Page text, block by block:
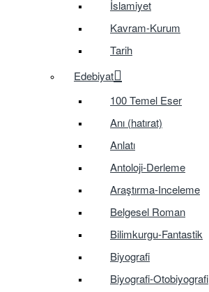
İslamiyet
Kavram-Kurum
Tarih
Edebiyat
100 Temel Eser
Anı (hatırat)
Anlatı
Antoloji-Derleme
Araştırma-Inceleme
Belgesel Roman
Bilimkurgu-Fantastik
Biyografi
Biyografi-Otobiyografi